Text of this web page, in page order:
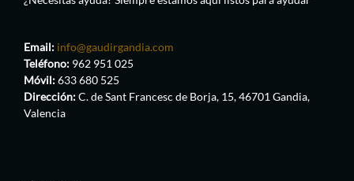
Email: info@gaudirgandia.com
Teléfono: 962 951 025
Móvil:633 680 525
Dirección:C. de Sant Francesc de Borja, 15, 46701 Gandia,
Valencia